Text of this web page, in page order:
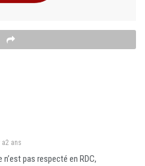
a2 ans
pas respecté en RDC,